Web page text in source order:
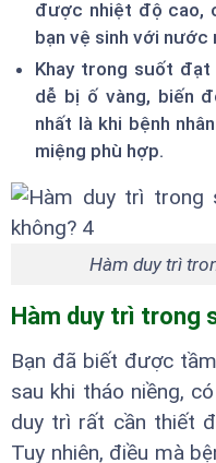
được nhiệt độ cao,
bạn vệ sinh với nước
Khay trong suốt
dễ bị ố vàng, biến
nhất là khi bệnh
miệng phù hợp.
Hàm duy trì
Hàm duy trì trong
Bạn đã biết được
sau khi tháo niềng,
duy trì rất cần thiết
Tuy nhiên, điều mà